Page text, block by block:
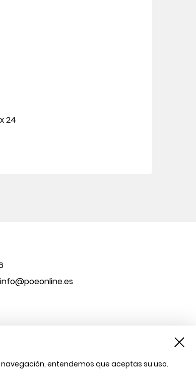
24
info@poeonline.es
entendemos que aceptas su uso.